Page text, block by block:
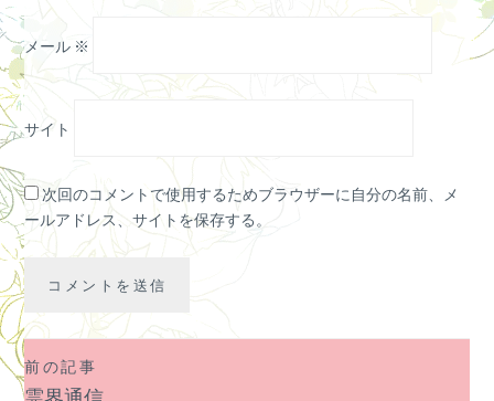
メール ※
サイト
次回のコメントで使用するためブラウザーに自分の名前、メ
ールアドレス、サイトを保存する。
投
前の記事